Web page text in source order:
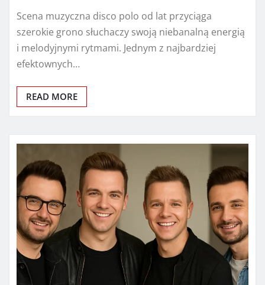
Scena muzyczna disco polo od lat przyciąga
szerokie grono słuchaczy swoją niebanalną energią
i melodyjnymi rytmami. Jednym z najbardziej
efektownych…
READ MORE